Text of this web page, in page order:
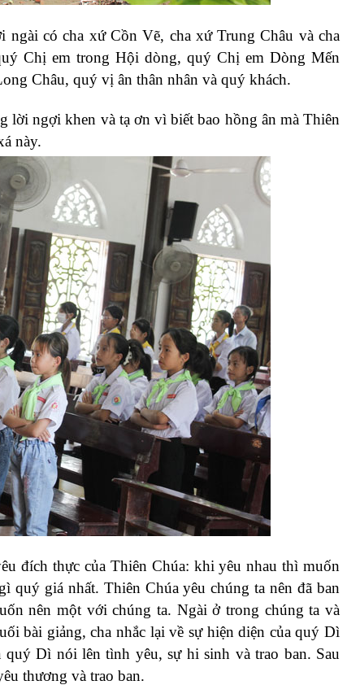
có cha xứ Cồn Vẽ, cha xứ Trung Châu và cha
Chị em trong Hội dòng, quý Chị em Dòng Mến
Châu, quý vị ân thân nhân và quý khách.
lời ngợi khen và tạ ơn vì biết bao hồng ân mà Thiên
này.
đích thực của Thiên Chúa: khi yêu nhau thì muốn
quý giá nhất. Thiên Chúa yêu chúng ta nên đã ban
nên một với chúng ta. Ngài ở trong chúng ta và
bài giảng, cha nhắc lại về sự hiện diện của quý Dì
Dì nói lên tình yêu, sự hi sinh và trao ban. Sau
thương và trao ban.